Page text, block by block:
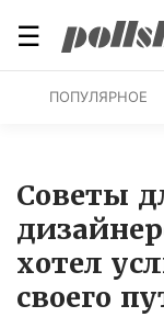
☰
ПОПУЛЯРНОЕ
Советы
хотел
своего